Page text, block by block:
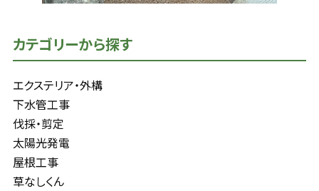
カテゴリーから探す
エクステリア・外構
下水管工事
伐採・剪定
太陽光発電
屋根工事
草なしくん